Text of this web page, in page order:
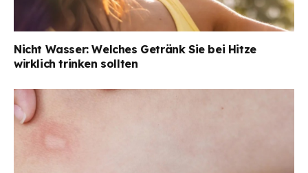
Nicht Wasser: Welches Getränk Sie bei Hitze
wirklich trinken sollten